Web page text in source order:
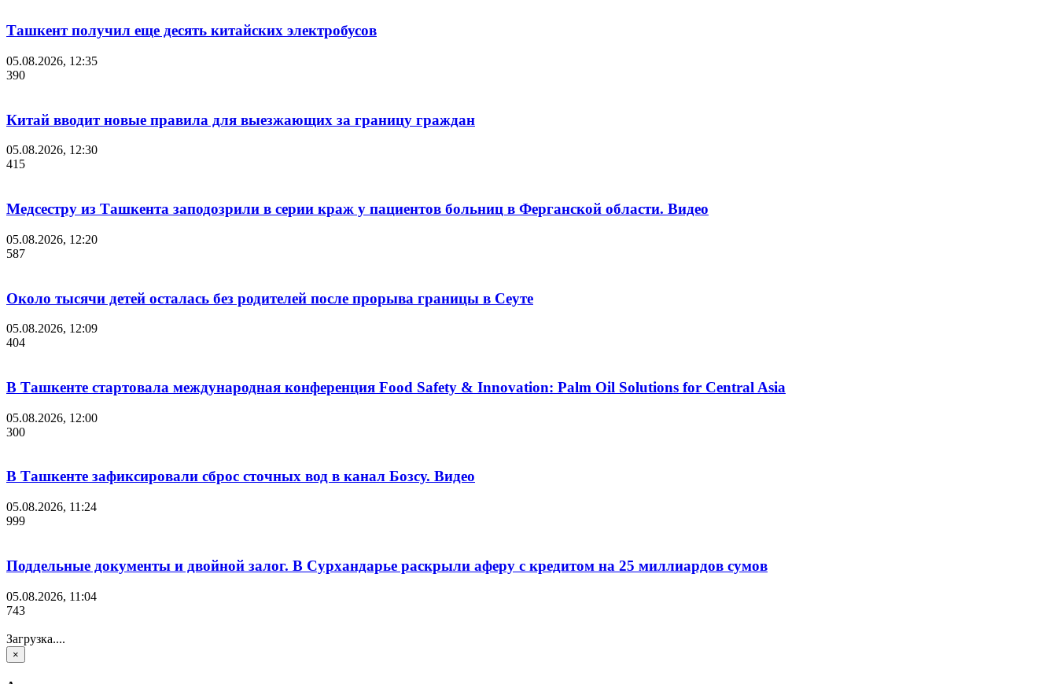
Ташкент получил еще десять китайских электробусов
05.08.2026, 12:35
390
Китай вводит новые правила для выезжающих за границу граждан
05.08.2026, 12:30
415
Медсестру из Ташкента заподозрили в серии краж у пациентов больниц в Ферганской области. Видео
05.08.2026, 12:20
587
Около тысячи детей осталась без родителей после прорыва границы в Сеуте
05.08.2026, 12:09
404
В Ташкенте стартовала международная конференция Food Safety & Innovation: Palm Oil Solutions for Central Asia
05.08.2026, 12:00
300
В Ташкенте зафиксировали сброс сточных вод в канал Бозсу. Видео
05.08.2026, 11:24
999
Поддельные документы и двойной залог. В Сурхандарье раскрыли аферу с кредитом на 25 миллиардов сумов
05.08.2026, 11:04
743
Загрузка....
×